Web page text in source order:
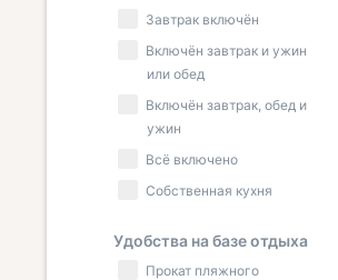
Завтрак включён
Включён завтрак и ужин
или обед
Включён завтрак, обед и
ужин
Всё включено
Собственная кухня
Удобства на базе отдыха
Прокат пляжного